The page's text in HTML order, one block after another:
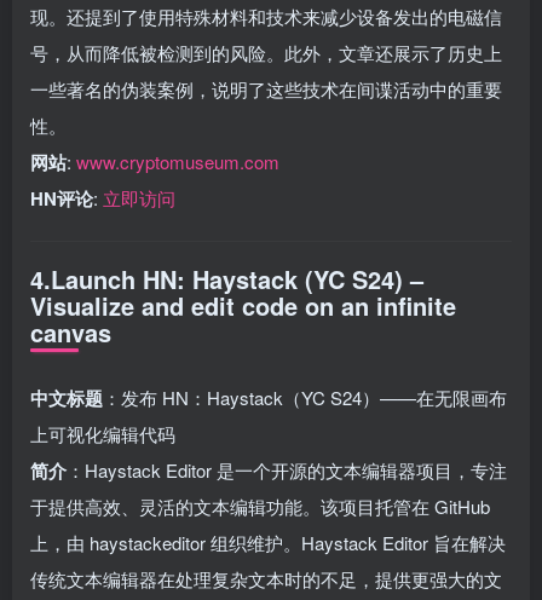
现。还提到了使用特殊材料和技术来减少设备发出的电磁信
号，从而降低被检测到的风险。此外，文章还展示了历史上
一些著名的伪装案例，说明了这些技术在间谍活动中的重要
性。
网站: www.cryptomuseum.com
HN评论: 立即访问
4.Launch HN: Haystack (YC S24) –
Visualize and edit code on an infinite
canvas
中文标题 ：发布 HN：Haystack（YC S24）——在无限画布
上可视化编辑代码
简介 ：Haystack Editor 是一个开源的文本编辑器项目，专注
于提供高效、灵活的文本编辑功能。该项目托管在 GitHub
上，由 haystackeditor 组织维护。Haystack Editor 旨在解决
传统文本编辑器在处理复杂文本时的不足，提供更强大的文